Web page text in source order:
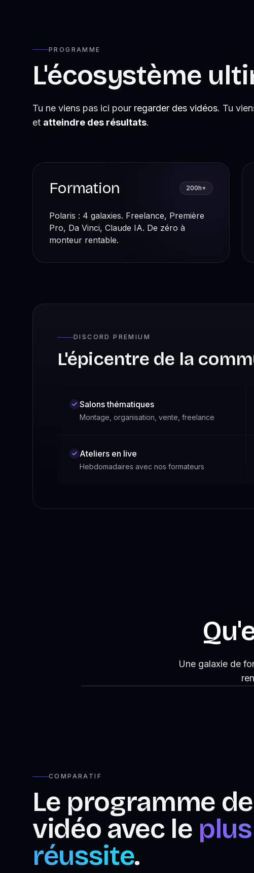
PROGRAMME
L'écosystème
Tu ne viens pas ici pour regarder des vidéos. Tu
et atteindre des résultats.
Formation 200h+
Polaris : 4 galaxies. Freelance, Première
Pro, Da Vinci, Claude IA. De zéro à
monteur rentable.
DISCORD PREMIUM
L'épicentre de la
Salons thématiques
Montage, organisation, vente, freelance
Ateliers en live
Hebdomadaires avec nos formateurs
Une galaxie de
COMPARATIF
Le programme
vidéo avec le
réussite.